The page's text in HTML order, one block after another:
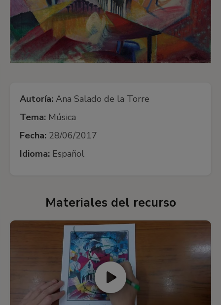
Autoría: Ana Salado de la Torre
Tema: Música
Fecha: 28/06/2017
Idioma: Español
Materiales del recurso